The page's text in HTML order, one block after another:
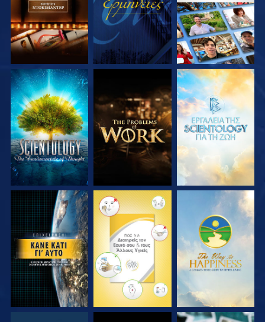
ΕΞΕΡΕΥΝΗΣΤΕ ΤΗ
ΣΕΙΡΑ
ΕΞΕΡΕΥΝΗΣΤΕ ΤΗ
ΣΕΙΡΑ
ΕΞΕΡΕΥΝΗΣΤΕ ΤΗ
ΣΕΙΡΑ
ΠΑΡΑΚΟΛΟΥΘΗΣΤΕ ΠΑΡΑΚΟΛΟΥΘΗΣΤΕ ΠΑΡΑΚΟΛΟΥΘΗΣΤΕ